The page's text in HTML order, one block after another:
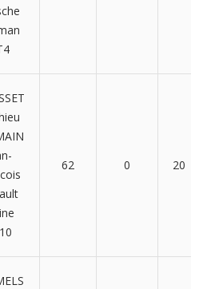
62 0 20